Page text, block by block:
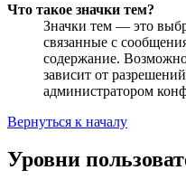
Что такое значки тем?
Значки тем — это
связанные с
содержание.
зависит от
администратором
Вернуться к началу
Уровни